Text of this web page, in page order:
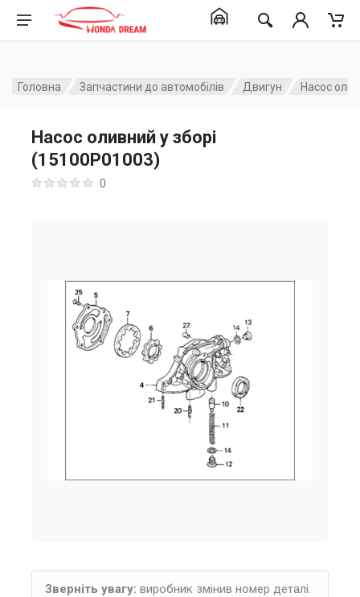
Головна Запчастини до автомобілів Двигун Насос
Насос оливний у зборі
(15100P01003)
0
Зверніть увагу: виробник змінив номер деталі.